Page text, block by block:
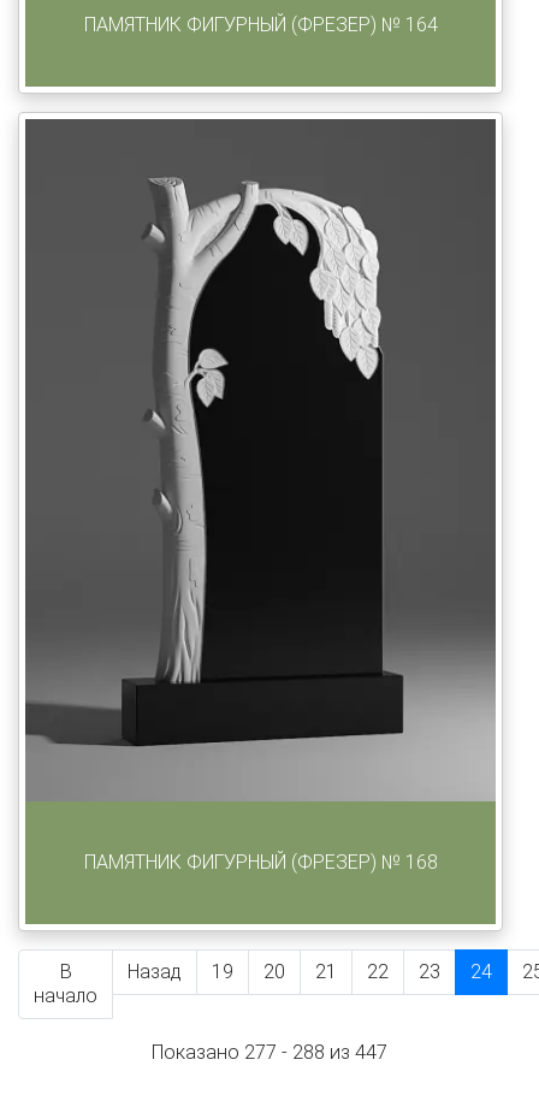
ПАМЯТНИК ФИГУРНЫЙ (ФРЕЗЕР) № 164
ПАМЯТНИК ФИГУРНЫЙ (ФРЕЗЕР) № 168
В
начало
Назад 19 20 21 22 23 24
Показано 277 - 288 из 447